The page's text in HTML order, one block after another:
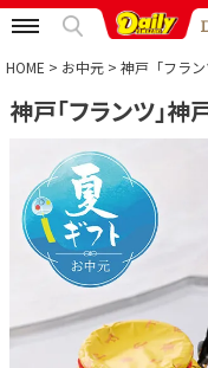
特集から選ぶ
予算から選ぶ
カテゴリから選ぶ
贈る相手から選ぶ
HOME お中元 神戸「フラ
神戸「フランツ」